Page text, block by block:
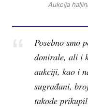
Aukcija
Posebno smo
donirale, ali i
aukciji, kao i
sugrađani,
takođe